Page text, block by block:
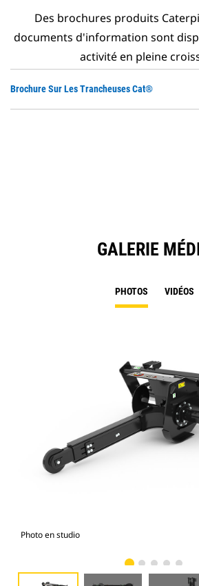
Des brochures produits
documents d'information sont
activité en pleine
Brochure Sur Les Trancheuses Cat®
GALERIE
PHOTOS VIDÉOS
Photo en studio